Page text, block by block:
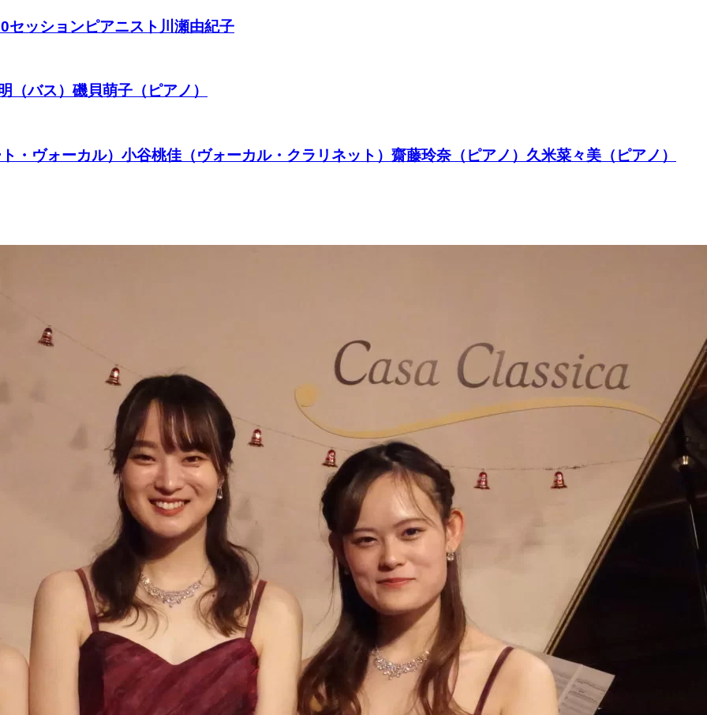
セッションピアニスト川瀬由紀子
バス）磯貝萌子（ピアノ）
・ヴォーカル）小谷桃佳（ヴォーカル・クラリネット）齋藤玲奈（ピアノ）久米菜々美（ピアノ）